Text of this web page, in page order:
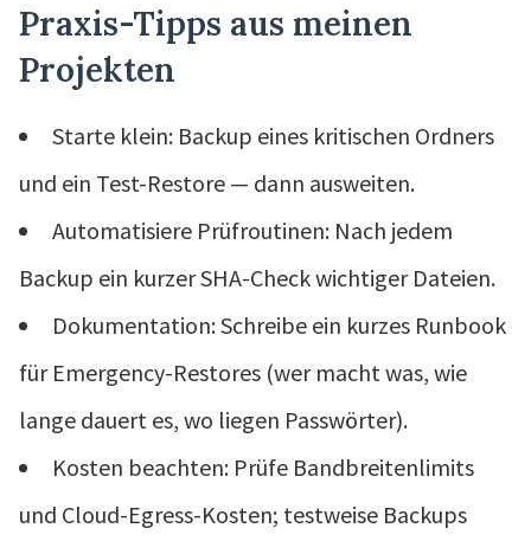
Praxis-Tipps aus meinen
Projekten
Starte klein: Backup eines kritischen Ordners
und ein Test-Restore — dann ausweiten.
Automatisiere Prüfroutinen: Nach jedem
Backup ein kurzer SHA-Check wichtiger Dateien.
Dokumentation: Schreibe ein kurzes Runbook
für Emergency-Restores (wer macht was, wie
lange dauert es, wo liegen Passwörter).
Kosten beachten: Prüfe Bandbreitenlimits
und Cloud-Egress-Kosten; testweise Backups